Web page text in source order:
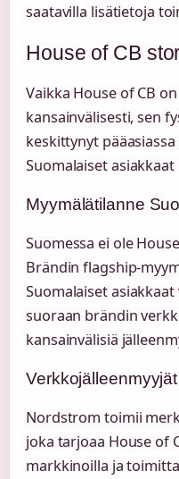
saatavilla lisätietoja
House of CB
Vaikka House of CB
kansainvälisesti, sen
keskittynyt
Suomalaiset
Myymälätilanne
Suomessa ei ole
Brändin flagship-
Suomalaiset
suoraan brändin
kansainvälisiä
Verkkojälleenmyyjät
Nordstrom toimii
joka tarjoaa House of
markkinoilla ja